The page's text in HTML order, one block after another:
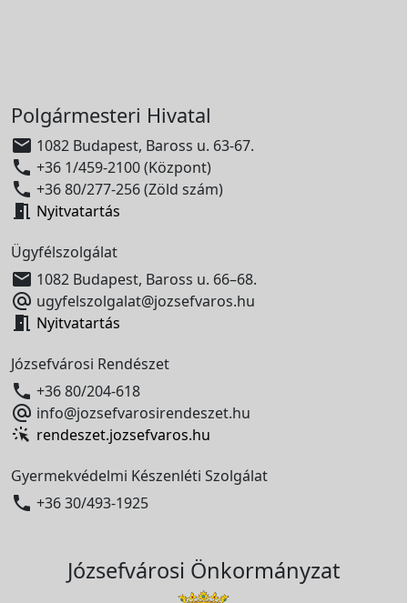
Polgármesteri Hivatal
 1082 Budapest, Baross u. 63-67.
 +36 1/459-2100 (Központ)
 +36 80/277-256 (Zöld szám)
 Nyitvatartás
Ügyfélszolgálat
 1082 Budapest, Baross u. 66–68.
 ugyfelszolgalat@jozsefvaros.hu
 Nyitvatartás
Józsefvárosi Rendészet
 +36 80/204-618
 info@jozsefvarosirendeszet.hu
rendeszet.jozsefvaros.hu
Gyermekvédelmi Készenléti Szolgálat
 +36 30/493-1925
Józsefvárosi Önkormányzat